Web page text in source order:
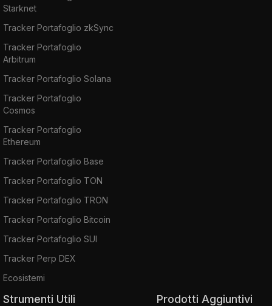
Starknet
Tracker Portafoglio zkSync
Tracker Portafoglio
Arbitrum
Tracker Portafoglio Solana
Tracker Portafoglio
Cosmos
Tracker Portafoglio
Ethereum
Tracker Portafoglio Base
Tracker Portafoglio TON
Tracker Portafoglio TRON
Tracker Portafoglio Bitcoin
Tracker Portafoglio SUI
Tracker Perp DEX
Ecosistemi
Strumenti Utili Prodotti Aggiuntivi